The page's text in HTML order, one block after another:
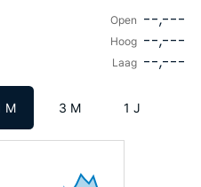
Open --,---
Hoog --,---
Laag --,---
M 3 M 1 J